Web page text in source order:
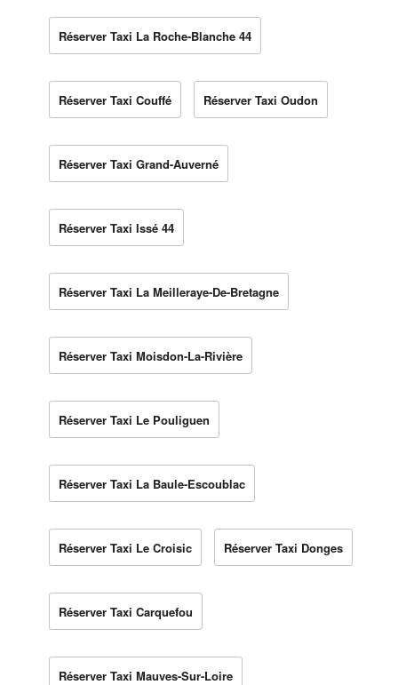
Réserver Taxi La Roche-Blanche 44
Réserver Taxi Couffé Réserver Taxi Oudon
Réserver Taxi Grand-Auverné
Réserver Taxi Issé 44
Réserver Taxi La Meilleraye-De-Bretagne
Réserver Taxi Moisdon-La-Rivière
Réserver Taxi Le Pouliguen
Réserver Taxi La Baule-Escoublac
Réserver Taxi Le Croisic Réserver Taxi Donges
Réserver Taxi Carquefou
Réserver Taxi Mauves-Sur-Loire